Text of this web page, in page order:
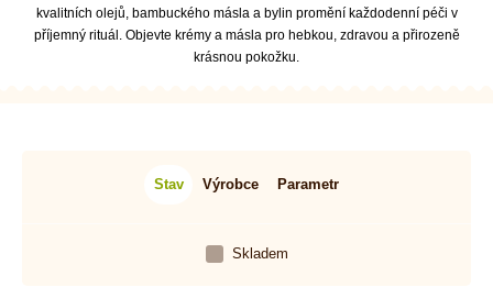
kvalitních olejů, bambuckého másla a bylin promění každodenní péči v
příjemný rituál. Objevte krémy a másla pro hebkou, zdravou a přirozeně
krásnou pokožku.
Stav Výrobce Parametr
Skladem